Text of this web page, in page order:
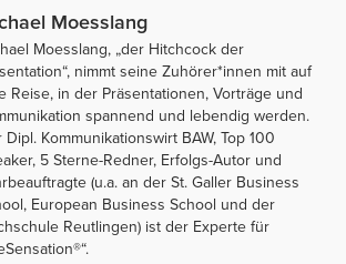
Moesslang
Moesslang, „der Hitchcock der
nimmt seine Zuhörer*innen mit auf
Reise, in der Präsentationen, Vorträge und
spannend und lebendig werden.
Dipl. Kommunikationswirt BAW, Top 100
5 Sterne-Redner, Erfolgs-Autor und
(u.a. an der St. Galler Business
European Business School und der
Reutlingen) ist der Experte für